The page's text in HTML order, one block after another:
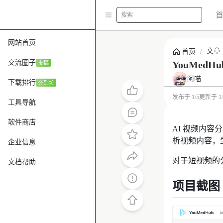
网站首页
交流圈子 投稿
下载排行 夯到垃
工具导航
软件商店
企业信息
文档帮助
搜索
首页 / 文章
阿喵
发布于 1/5更新于
AI 视频内容
析视频内容，
对于短视频的
项目截图